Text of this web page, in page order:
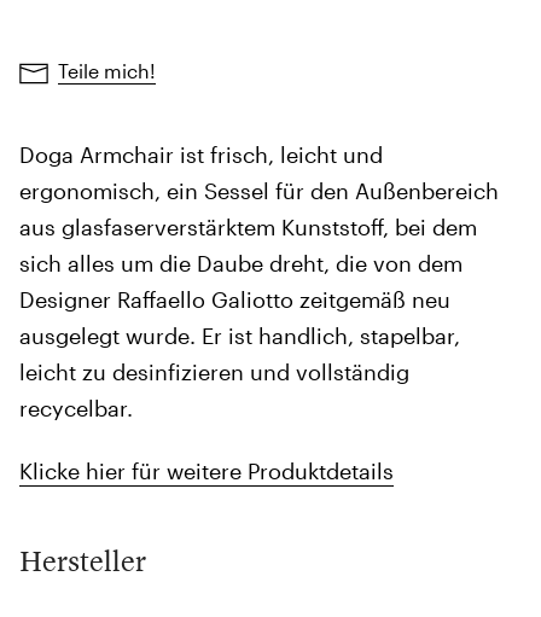
Teile mich!
Doga Armchair ist frisch, leicht und
ergonomisch, ein Sessel für den Außenbereich
aus glasfaserverstärktem Kunststoff, bei dem
sich alles um die Daube dreht, die von dem
Designer Raffaello Galiotto zeitgemäß neu
ausgelegt wurde. Er ist handlich, stapelbar,
leicht zu desinfizieren und vollständig
recycelbar.
Klicke hier für weitere Produktdetails
Hersteller